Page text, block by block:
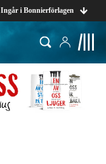
Ingår i Bonnierförlagen